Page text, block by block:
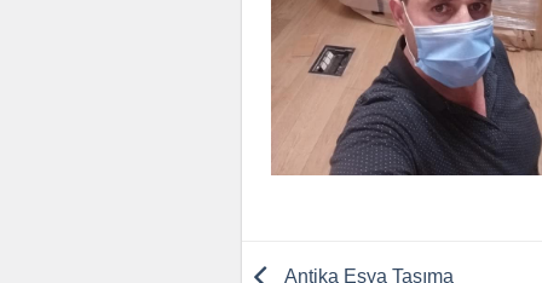
Antika Eşya Taşıma